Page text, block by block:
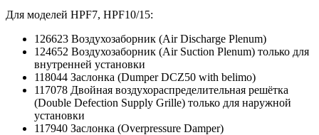
Для моделей HPF7, HPF10/15:
126623 Воздухозаборник (Air Discharge Plenum)
124652 Воздухозаборник (Air Suction Plenum) только для
внутренней установки
118044 Заслонка (Dumper DCZ50 with belimo)
117078 Двойная воздухораспределительная решётка
(Double Defection Supply Grille) только для наружной
установки
117940 Заслонка (Overpressure Damper)